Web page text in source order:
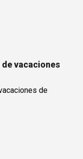
vacaciones